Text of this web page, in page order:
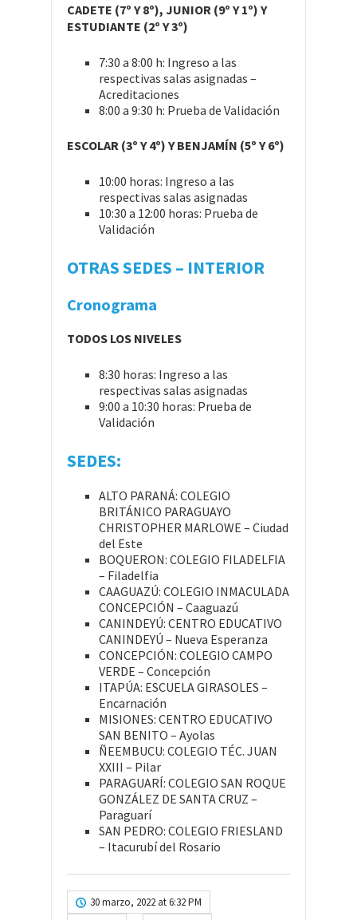
CADETE (7º Y 8º), JUNIOR (9º Y 1º) Y
ESTUDIANTE (2º Y 3º)
7:30 a 8:00 h: Ingreso a las
respectivas salas asignadas –
Acreditaciones
8:00 a 9:30 h: Prueba de Validación
ESCOLAR (3º Y 4º) Y BENJAMÍN (5º Y 6º)
10:00 horas: Ingreso a las
respectivas salas asignadas
10:30 a 12:00 horas: Prueba de
Validación
OTRAS SEDES – INTERIOR
Cronograma
TODOS LOS NIVELES
8:30 horas: Ingreso a las
respectivas salas asignadas
9:00 a 10:30 horas: Prueba de
Validación
SEDES:
ALTO PARANÁ: COLEGIO
BRITÁNICO PARAGUAYO
CHRISTOPHER MARLOWE – Ciudad
del Este
BOQUERON: COLEGIO FILADELFIA
– Filadelfia
CAAGUAZÚ: COLEGIO INMACULADA
CONCEPCIÓN – Caaguazú
CANINDEYÚ: CENTRO EDUCATIVO
CANINDEYÚ – Nueva Esperanza
CONCEPCIÓN: COLEGIO CAMPO
VERDE – Concepción
ITAPÚA: ESCUELA GIRASOLES –
Encarnación
MISIONES: CENTRO EDUCATIVO
SAN BENITO – Ayolas
ÑEEMBUCU: COLEGIO TÉC. JUAN
XXIII – Pilar
PARAGUARÍ: COLEGIO SAN ROQUE
GONZÁLEZ DE SANTA CRUZ –
Paraguarí
SAN PEDRO: COLEGIO FRIESLAND
– Itacurubí del Rosario
30 marzo, 2022 at 6:32 PM